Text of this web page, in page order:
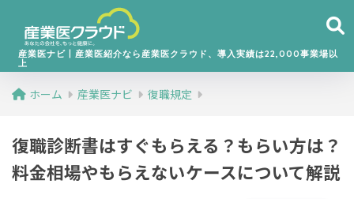
産業医ナビ丨産業医紹介なら産業医クラウド、導入実績は22,000事業場以
上
ホーム 産業医ナビ 復職規定
復職診断書はすぐもらえる？もらい方は？
料金相場やもらえないケースについて解説